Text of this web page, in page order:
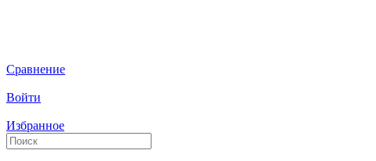
Сравнение
Войти
Избранное